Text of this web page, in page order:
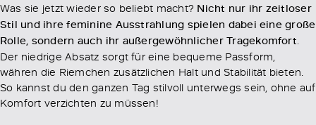
Was sie jetzt wieder so beliebt macht? Nicht nur ihr zeitloser
Stil und ihre feminine Ausstrahlung spielen dabei eine große
Rolle, sondern auch ihr außergewöhnlicher Tragekomfort.
Der niedrige Absatz sorgt für eine bequeme Passform,
währen die Riemchen zusätzlichen Halt und Stabilität bieten.
So kannst du den ganzen Tag stilvoll unterwegs sein, ohne auf
Komfort verzichten zu müssen!